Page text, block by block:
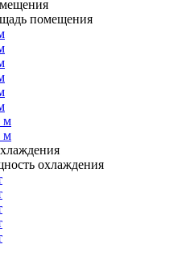
помещения
м
м
охлаждения